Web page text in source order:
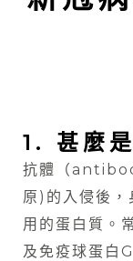
1. 甚麼
抗體（
原)的入侵後，
用的蛋白質。
及免疫球蛋白